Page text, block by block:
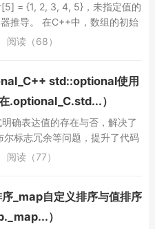
= {1, 2, 3, 4, 5}，未指定值的
推导。 在C++中，数组的初始
阅读（68）
std::optional使用
.optional_C.std...）
确表达值的存在与否，解决了
标志冗余等问题，提升了代码
阅读（77）
_map自定义排序与值排序
）